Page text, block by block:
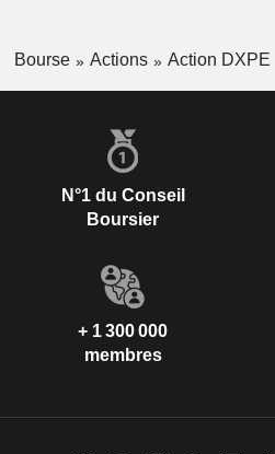
Bourse Actions Action DXPE
N°1 du Conseil
Boursier
+ 1 300 000
membres